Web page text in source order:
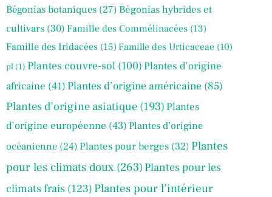
Bégonias botaniques (27) Bégonias hybrides et
cultivars (30) Famille des Commélinacées (13)
Famille des Iridacées (15) Famille des Urticaceae (10)
pl (1) Plantes couvre-sol (100) Plantes d’origine
africaine (41) Plantes d’origine américaine (85)
Plantes d’origine asiatique (193) Plantes
d’origine européenne (43) Plantes d’origine
océanienne (24) Plantes pour berges (32) Plantes
pour les climats doux(263) Plantes pour les
climats frais (123) Plantes pour l’intérieur